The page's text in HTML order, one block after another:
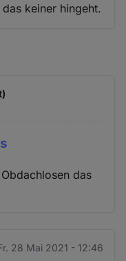
keiner hingeht.
das
28 Mai 2021 - 12:46